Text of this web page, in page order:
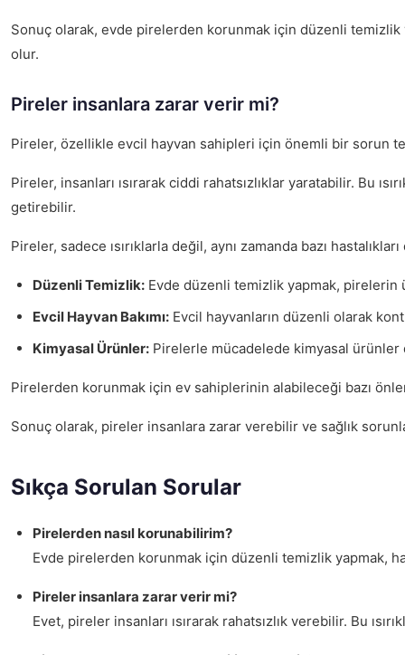
Sonuç olarak, evde pirelerden korunmak için düzenli temizlik
olur.
Pireler insanlara zarar verir mi?
Pireler, özellikle evcil hayvan sahipleri için önemli bir sorun
Pireler, insanları ısırarak ciddi rahatsızlıklar yaratabilir. Bu
getirebilir.
Pireler, sadece ısırıklarla değil, aynı zamanda bazı
Düzenli Temizlik: Evde düzenli temizlik yapmak,
Evcil Hayvan Bakımı: Evcil hayvanların düzenli olarak
Kimyasal Ürünler: Pirelerle mücadelede kimyasal ürünler
Pirelerden korunmak için ev sahiplerinin alabileceği bazı
Sonuç olarak, pireler insanlara zarar verebilir ve sağlık
Sıkça Sorulan Sorular
Pirelerden nasıl korunabilirim?
Evde pirelerden korunmak için düzenli temizlik yapmak,
Pireler insanlara zarar verir mi?
Evet, pireler insanları ısırarak rahatsızlık verebilir. Bu